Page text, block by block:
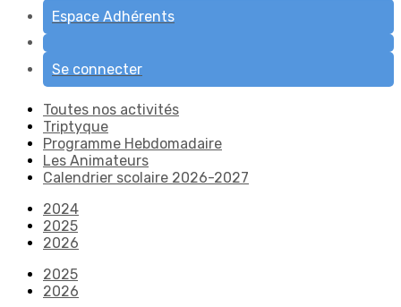
Espace Adhérents
Se connecter
Toutes nos activités
Triptyque
Programme Hebdomadaire
Les Animateurs
Calendrier scolaire 2026-2027
2024
2025
2026
2025
2026